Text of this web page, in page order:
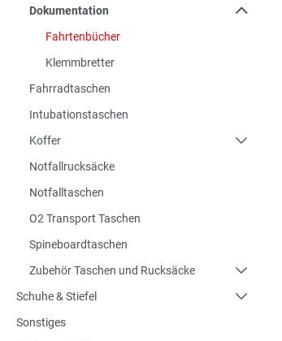
Dokumentation
Fahrtenbücher
Klemmbretter
Fahrradtaschen
Intubationstaschen
Koffer
Notfallrucksäcke
Notfalltaschen
O2 Transport Taschen
Spineboardtaschen
Zubehör Taschen und Rucksäcke
Schuhe & Stiefel
Sonstiges